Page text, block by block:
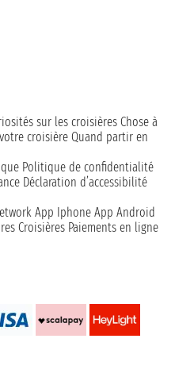
sur les croisières Chose à
croisière Quand partir en
Politique de confidentialité
Déclaration d’accessibilité
App Iphone App Android
Croisières Paiements en ligne